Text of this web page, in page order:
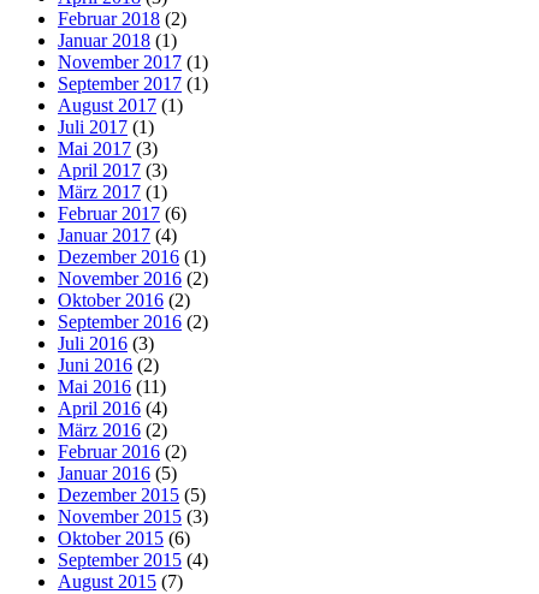
Februar 2018 (2)
Januar 2018 (1)
November 2017 (1)
September 2017 (1)
August 2017 (1)
Juli 2017 (1)
Mai 2017 (3)
April 2017 (3)
März 2017 (1)
Februar 2017 (6)
Januar 2017 (4)
Dezember 2016 (1)
November 2016 (2)
Oktober 2016 (2)
September 2016 (2)
Juli 2016 (3)
Juni 2016 (2)
Mai 2016 (11)
April 2016 (4)
März 2016 (2)
Februar 2016 (2)
Januar 2016 (5)
Dezember 2015 (5)
November 2015 (3)
Oktober 2015 (6)
September 2015 (4)
August 2015 (7)